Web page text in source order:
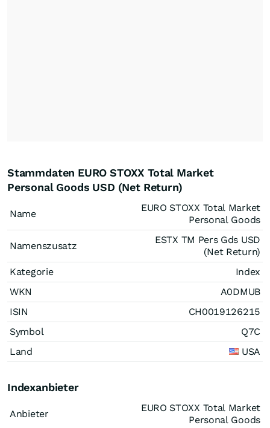
Stammdaten EURO STOXX Total Market
Personal Goods USD (Net Return)
Name
EURO STOXX Total Market
Personal Goods
Namenszusatz
ESTX TM Pers Gds USD
(Net Return)
Kategorie
Index
WKN
A0DMUB
ISIN
CH0019126215
Symbol
Q7C
Land
USA
Indexanbieter
Anbieter
EURO STOXX Total Market
Personal Goods